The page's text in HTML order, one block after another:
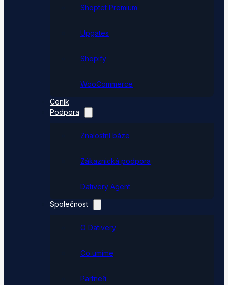
Shoptet Premium
Upgates
Shopify
WooCommerce
Ceník
Podpora
Znalostní báze
Zákaznická podpora
Dativery Agent
Společnost
O Dativery
Co umíme
Partneři